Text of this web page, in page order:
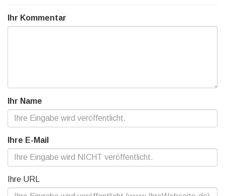
Ihr Kommentar
Ihr Name
Ihre E-Mail
Ihre URL